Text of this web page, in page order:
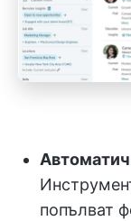
попълват